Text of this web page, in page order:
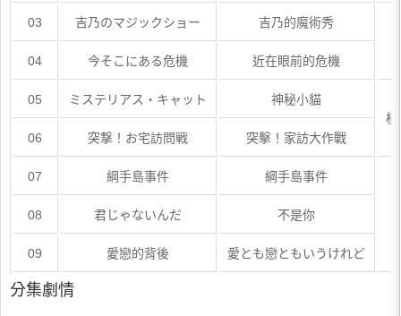
03 吉乃のマジックショー
吉乃的魔術秀
04
今そこにある危機 近在眼前的危機
05 ミステリアス・キャット
神秘小貓
橫
06
突撃！お宅訪問戦 突擊！家訪大作戰
07 綱手島事件 綱手島事件
08 君じゃないんだ 不是你
09 愛戀的背後 愛とも戀ともいうけれど
分集劇情